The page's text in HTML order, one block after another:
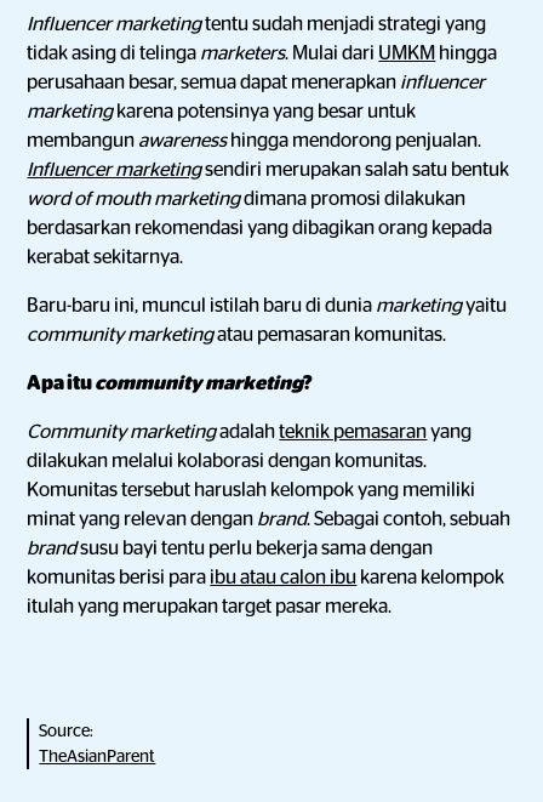
Influencer marketingtentu sudah menjadi strategi yang
tidak asing di telinga marketers. Mulai dari UMKM hingga
perusahaan besar, semua dapat menerapkan influencer
marketing karena potensinya yang besar untuk
membangun awareness hingga mendorong penjualan.
Influencer marketingsendiri merupakan salah satu bentuk
word of mouth marketingdimana promosi dilakukan
berdasarkan rekomendasi yang dibagikan orang kepada
kerabat sekitarnya.
Baru-baru ini, muncul istilah baru di dunia marketingyaitu
community marketingatau pemasaran komunitas.
Apa itucommunity marketing?
Community marketingadalahteknik pemasaranyang
dilakukan melalui kolaborasi dengan komunitas.
Komunitas tersebut haruslah kelompok yang memiliki
minat yang relevan dengan brand. Sebagai contoh, sebuah
brandsusu bayi tentu perlu bekerja sama dengan
komunitas berisi para ibu atau calon ibu karena kelompok
itulah yang merupakan target pasar mereka.
Source:
TheAsianParent